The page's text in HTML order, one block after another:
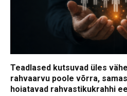
Teadlased kutsuvad üles
rahvaarvu poole võrra,
hoiatavad rahvastikukrahhi